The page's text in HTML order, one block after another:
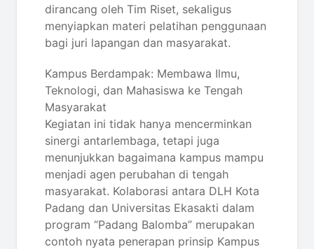
dirancang oleh Tim Riset, sekaligus
menyiapkan materi pelatihan penggunaan
bagi juri lapangan dan masyarakat.
Kampus Berdampak: Membawa Ilmu,
Teknologi, dan Mahasiswa ke Tengah
Masyarakat
Kegiatan ini tidak hanya mencerminkan
sinergi antarlembaga, tetapi juga
menunjukkan bagaimana kampus mampu
menjadi agen perubahan di tengah
masyarakat. Kolaborasi antara DLH Kota
Padang dan Universitas Ekasakti dalam
program “Padang Balomba” merupakan
contoh nyata penerapan prinsip Kampus